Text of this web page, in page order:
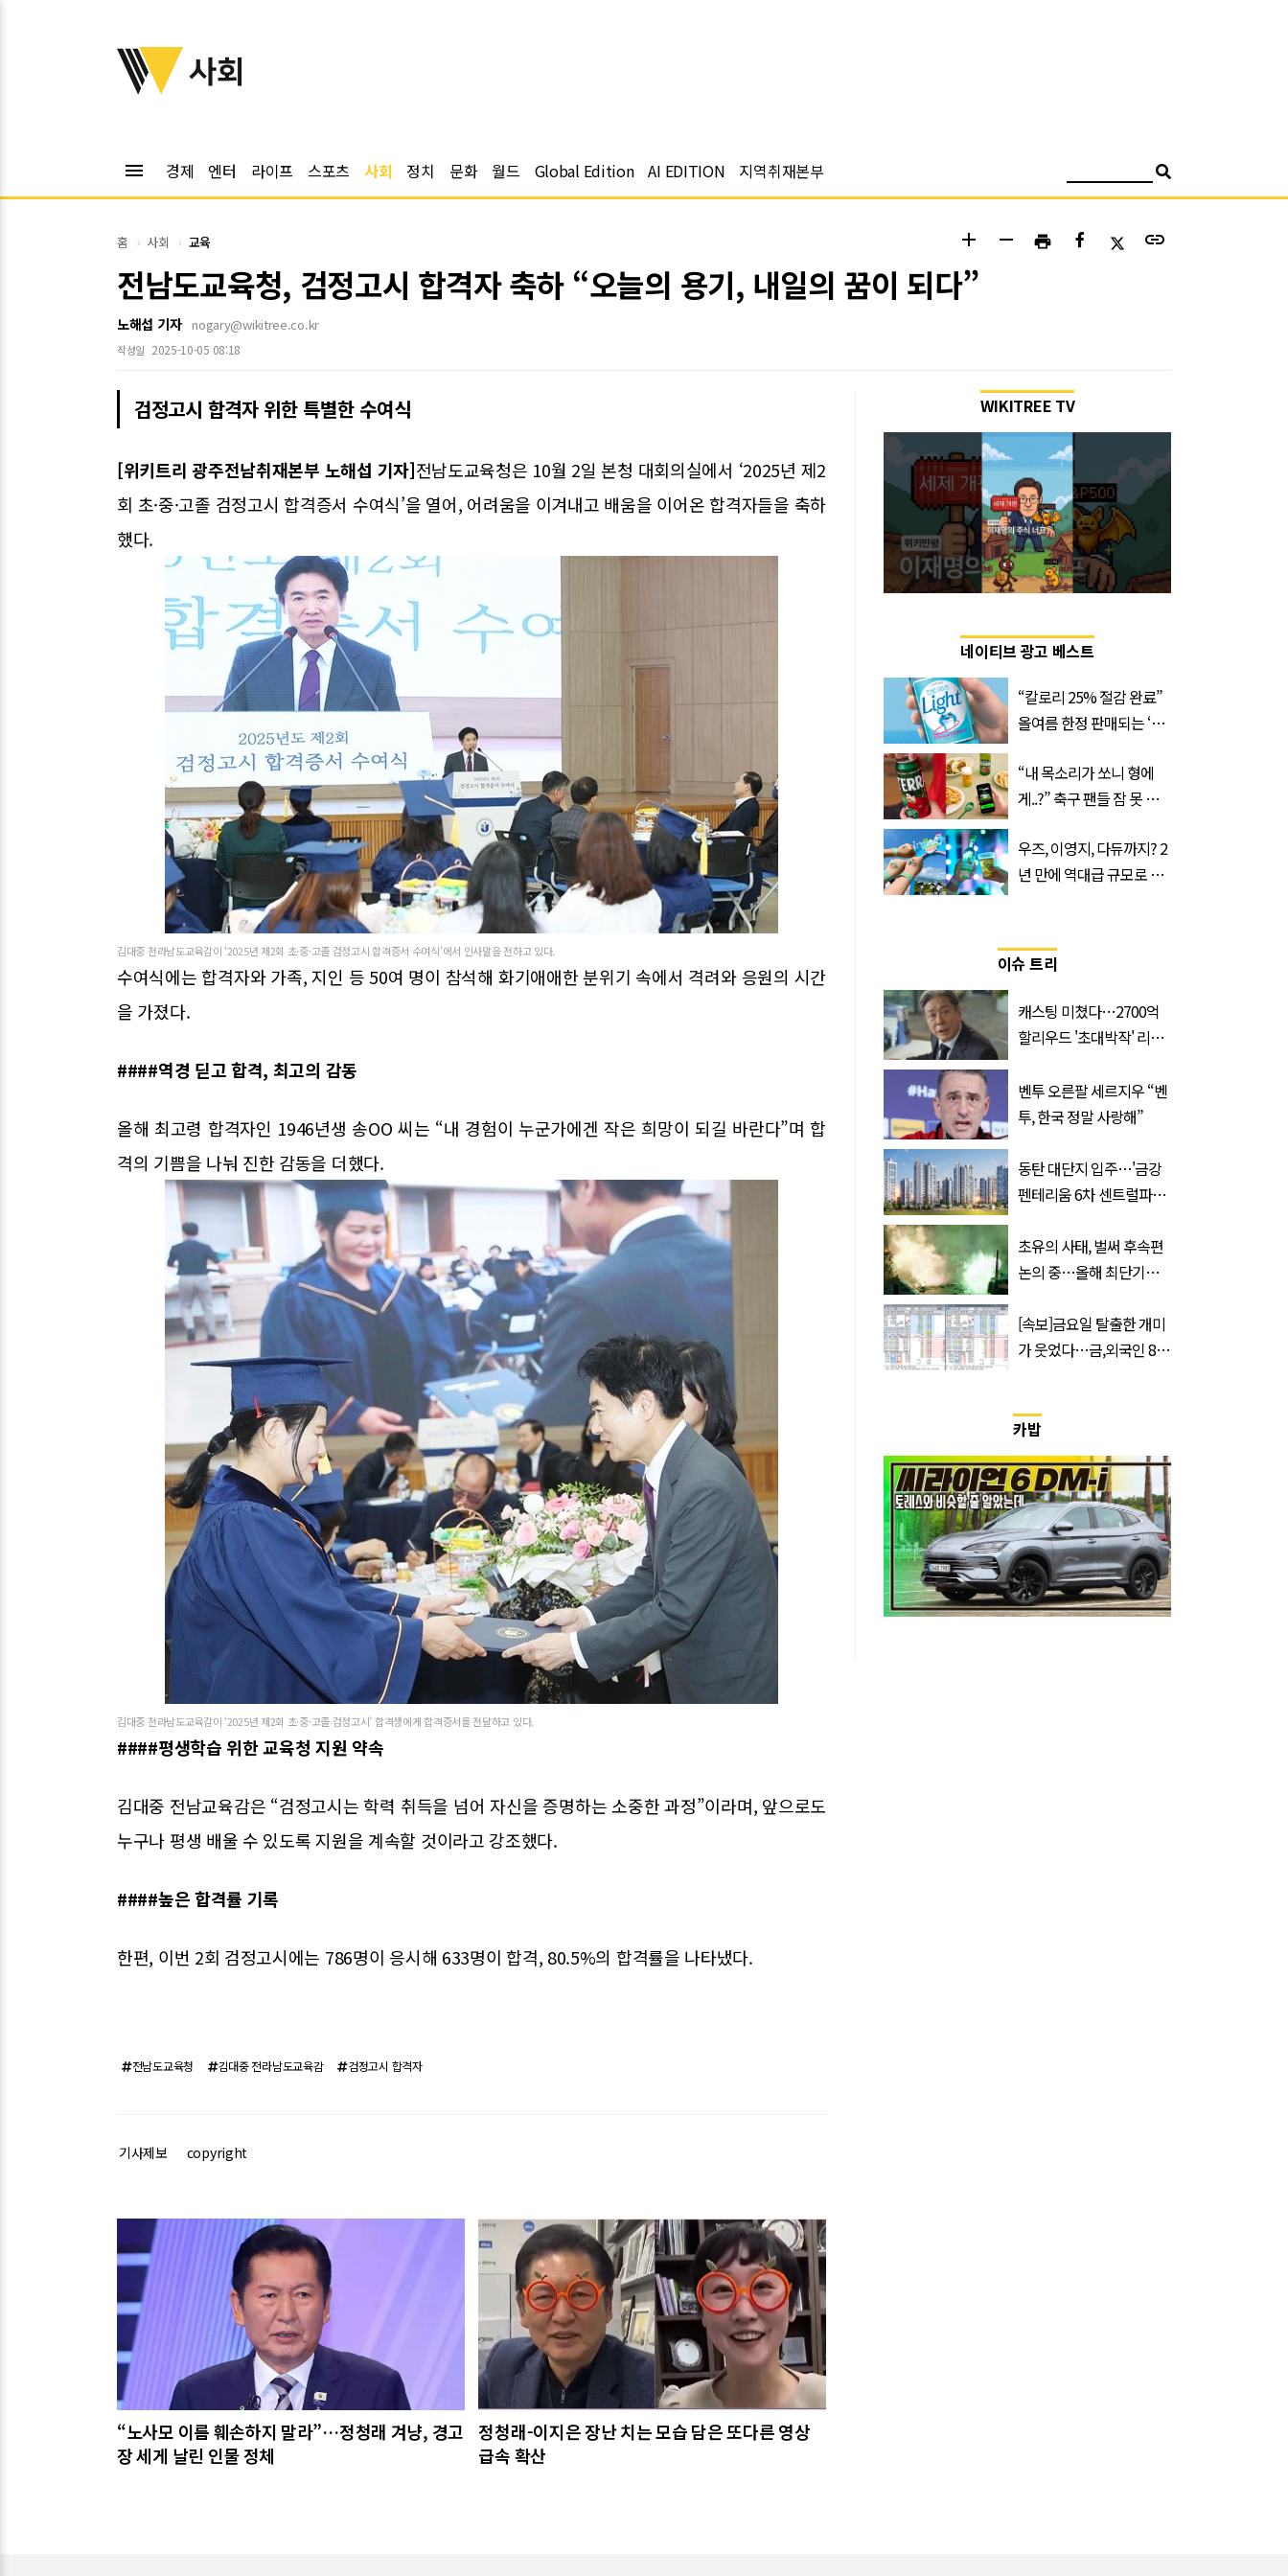
위키트리
사회
menu 경제 엔터 라이프 스포츠 사회 정치 문화 월드 Global Edition AI EDITION 지역취재본부
홈 사회 교육 add remove print link
전남도교육청, 검정고시 합격자 축하 “오늘의 용기, 내일의 꿈이 되다”
노해섭 기자 nogary@wikitree.co.kr
작성일 2025-10-05 08:18
검정고시 합격자 위한 특별한 수여식
[위키트리 광주전남취재본부 노해섭 기자]전남도교육청은 10월 2일 본청 대회의실에서 ‘2025년 제2
회 초·중·고졸 검정고시 합격증서 수여식’을 열어, 어려움을 이겨내고 배움을 이어온 합격자들을 축하
했다.
김대중 전라남도교육감이 ‘2025년 제2회 초·중·고졸 검정고시 합격증서 수여식’에서 인사말을 전하고 있다.
수여식에는 합격자와 가족, 지인 등 50여 명이 참석해 화기애애한 분위기 속에서 격려와 응원의 시간
을 가졌다.
####역경 딛고 합격, 최고의 감동
올해 최고령 합격자인 1946년생 송OO 씨는 “내 경험이 누군가에겐 작은 희망이 되길 바란다”며 합
격의 기쁨을 나눠 진한 감동을 더했다.
김대중 전라남도교육감이 ‘2025년 제2회 초·중·고졸 검정고시’ 합격생에게 합격증서를 전달하고 있다.
####평생학습 위한 교육청 지원 약속
김대중 전남교육감은 “검정고시는 학력 취득을 넘어 자신을 증명하는 소중한 과정”이라며, 앞으로도
누구나 평생 배울 수 있도록 지원을 계속할 것이라고 강조했다.
####높은 합격률 기록
한편, 이번 2회 검정고시에는 786명이 응시해 633명이 합격, 80.5%의 합격률을 나타냈다.
전남도교육청 김대중 전라남도교육감 검정고시 합격자
기사제보 copyright
관련기사
“노사모 이름 훼손하지 말라”…정청래 겨냥, 경고
장 세게 날린 인물 정체
정청래-이지은 장난 치는 모습 담은 또다른 영상
급속 확산
WIKITREE TV
네이티브 광고 베스트
“칼로리 25% 절감 완료”
올여름 한정 판매되는 ‘최
“내 목소리가 쏘니 형에
게..?” 축구 팬들 잠 못 들
트
우즈, 이영지, 다듀까지? 2
년 만에 역대급 규모로 돌
이슈 트리
캐스팅 미쳤다…2700억
할리우드 '초대박작' 리메
벤투 오른팔 세르지우 “벤
투, 한국 정말 사랑해”
동탄 대단지 입주…'금강
펜테리움 6차 센트럴파크'
는?
초유의 사태, 벌써 후속편
논의 중…올해 최단기간
정체
[속보]금요일 탈출한 개미
가 웃었다…금,외국인 8조
카밥